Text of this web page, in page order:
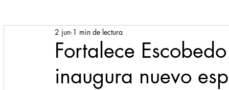
Santa Catarina San Pedro Garza Garcia
Espectaculos Clima Principal Salud
Fortalece
inaugura nuevo
2 jun 1 min de lectura